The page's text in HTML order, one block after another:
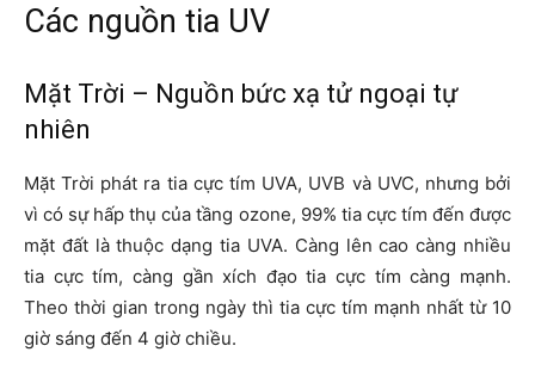
Các nguồn tia UV
Mặt Trời – Nguồn bức xạ tử ngoại tự
nhiên
Mặt Trời phát ra tia cực tím UVA, UVB và UVC, nhưng bởi
vì có sự hấp thụ của tầng ozone, 99% tia cực tím đến được
mặt đất là thuộc dạng tia UVA. Càng lên cao càng nhiều
tia cực tím, càng gần xích đạo tia cực tím càng mạnh.
Theo thời gian trong ngày thì tia cực tím mạnh nhất từ 10
giờ sáng đến 4 giờ chiều.